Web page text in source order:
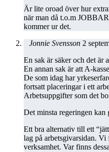
Är lite oroad över hur
när man då t.o.m
kommer ur det.
Jonnie Svensson 2
En sak är säker och det är
En annan sak är att A-
De som idag har
fortsatt placeringar i ett
Arbetsuppgifter som det
Det minsta regeringen
Ett bra alternativ till ett
lag på arbetsgivarsidan.
verksamhet. Var finns